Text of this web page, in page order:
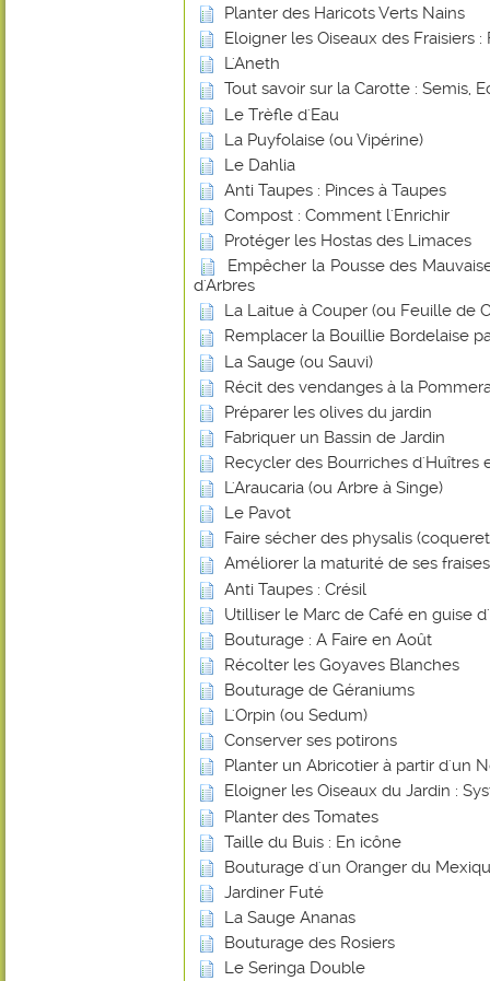
Planter des Haricots Verts Nains
Eloigner les Oiseaux des Fraisiers :
L'Aneth
Tout savoir sur la Carotte : Semis,
Le Trèfle d'Eau
La Puyfolaise (ou Vipérine)
Le Dahlia
Anti Taupes : Pinces à Taupes
Compost : Comment l'Enrichir
Protéger les Hostas des Limaces
Empêcher la Pousse des
d'Arbres
La Laitue à Couper (ou Feuille de
Remplacer la Bouillie Bordelaise
La Sauge (ou Sauvi)
Récit des vendanges à la
Préparer les olives du jardin
Fabriquer un Bassin de Jardin
Recycler des Bourriches d'Huîtres
L'Araucaria (ou Arbre à Singe)
Le Pavot
Faire sécher des physalis
Améliorer la maturité de ses
Anti Taupes : Crésil
Utilliser le Marc de Café en guise
Bouturage : A Faire en Août
Récolter les Goyaves Blanches
Bouturage de Géraniums
L'Orpin (ou Sedum)
Conserver ses potirons
Planter un Abricotier à partir d'un
Eloigner les Oiseaux du Jardin :
Planter des Tomates
Taille du Buis : En icône
Bouturage d'un Oranger du
Jardiner Futé
La Sauge Ananas
Bouturage des Rosiers
Le Seringa Double